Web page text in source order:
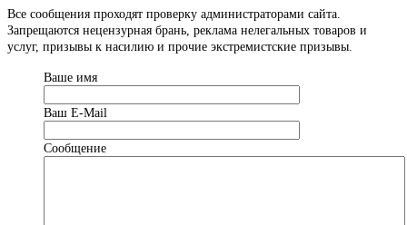
Все сообщения проходят проверку администраторами сайта.
Запрещаются нецензурная брань, реклама нелегальных товаров и
услуг, призывы к насилию и прочие экстремистские призывы.
Ваше имя
Ваш Е-Mail
Сообщение